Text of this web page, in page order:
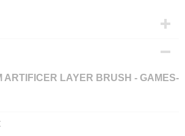
ARTIFICER LAYER BRUSH - GAMES-